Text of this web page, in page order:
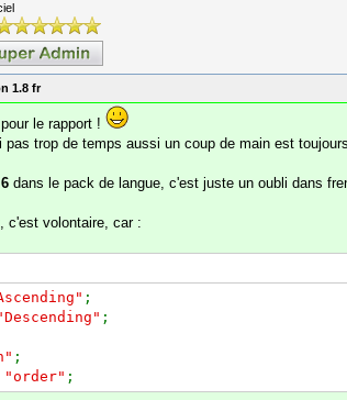
1.8 fr
le rapport !
pas trop de temps aussi un coup de main est
6dans le pack de langue, c'est juste un oubli dans
c'est volontaire, car :
;
;
;
"order" ;